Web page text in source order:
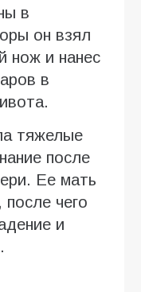
в
он взял
нож и нанес
в
тяжелые
после
Ее мать
чего
и